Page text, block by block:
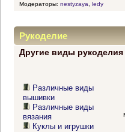
Модераторы: nestyzaya ledy
Рукоделие
Другие виды рукоделия
Различные виды
вышивки
Различные виды
вязания
Куклы и игрушки